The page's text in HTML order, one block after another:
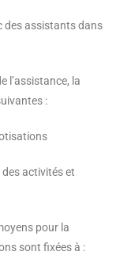
des assistants dans
l’assistance, la
:
activités et
pour la
sont fixées à :